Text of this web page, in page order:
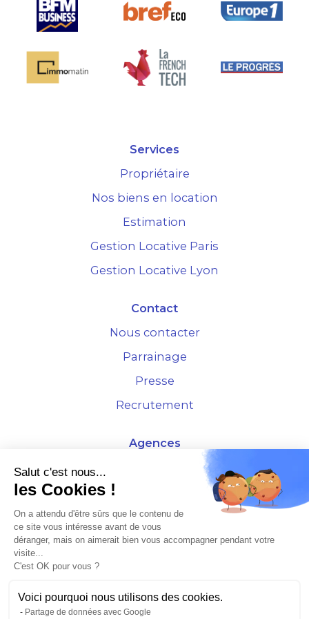
Services
Propriétaire
Nos biens en location
Estimation
Gestion Locative Paris
Gestion Locative Lyon
Contact
Nous contacter
Parrainage
Presse
Recrutement
Agences
4 Rue de la Bourse - 69001 Lyon
10 rue d'Austerlitz - 75012 Paris
À L'HORIZON 2025
Salut c'est nous...
les Cookies !
On a attendu d'être sûrs que le contenu de
ce site vous intéresse avant de vous
déranger, mais on aimerait bien vous accompagner pendant votre
visite...
C'est OK pour vous ?
Voici pourquoi nous utilisons des cookies.
Partage de données avec Google